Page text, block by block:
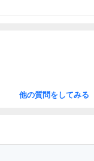
他の質問をしてみる